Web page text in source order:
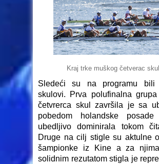
Kraj trke muškog četverac
Sledeći su na programu bili
skulovi. Prva polufinalna grupa
četvrerca skul završila je sa
pobedom holandske
ubedljivo dominirala tokom
Druge na cilj stigle su aktulne
šampionke iz Kine a za
solidnim rezutatom stigla je